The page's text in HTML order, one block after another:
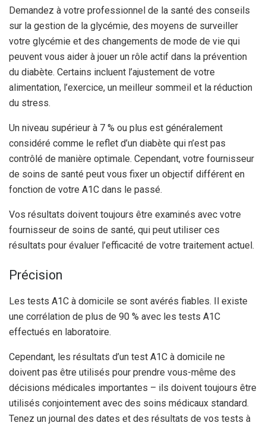
Demandez à votre professionnel de la santé des conseils
sur la gestion de la glycémie, des moyens de surveiller
votre glycémie et des changements de mode de vie qui
peuvent vous aider à jouer un rôle actif dans la prévention
du diabète. Certains incluent l’ajustement de votre
alimentation, l’exercice, un meilleur sommeil et la réduction
du stress.
Un niveau supérieur à 7 % ou plus est généralement
considéré comme le reflet d’un diabète qui n’est pas
contrôlé de manière optimale. Cependant, votre fournisseur
de soins de santé peut vous fixer un objectif différent en
fonction de votre A1C dans le passé.
Vos résultats doivent toujours être examinés avec votre
fournisseur de soins de santé, qui peut utiliser ces
résultats pour évaluer l’efficacité de votre traitement actuel.
Précision
Les tests A1C à domicile se sont avérés fiables. Il existe
une corrélation de plus de 90 % avec les tests A1C
effectués en laboratoire.
Cependant, les résultats d’un test A1C à domicile ne
doivent pas être utilisés pour prendre vous-même des
décisions médicales importantes – ils doivent toujours être
utilisés conjointement avec des soins médicaux standard.
Tenez un journal des dates et des résultats de vos tests à